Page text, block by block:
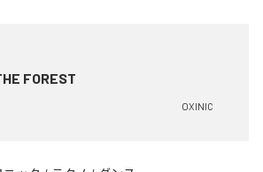
FOREST
OXINIC